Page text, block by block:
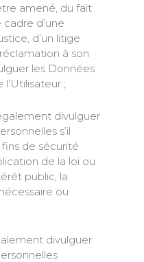
amené, du fait
cadre d’une
d’un litige
à son
les Données
;
divulguer
s’il
fins de sécurité
de la loi ou
public, la
ou
divulguer